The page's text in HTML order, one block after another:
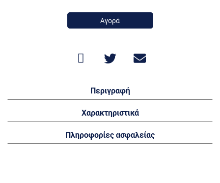
Αγορά
Περιγραφή
Χαρακτηριστικά
Πληροφορίες ασφαλείας